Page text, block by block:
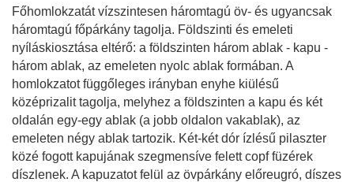
Főhomlokzatát vízszintesen háromtagú öv- és ugyancsak
háromtagú főpárkány tagolja. Földszinti és emeleti
nyíláskiosztása eltérő: a földszinten három ablak - kapu -
három ablak, az emeleten nyolc ablak formában. A
homlokzatot függőleges irányban enyhe kiülésű
középrizalit tagolja, melyhez a földszinten a kapu és két
oldalán egy-egy ablak (a jobb oldalon vakablak), az
emeleten négy ablak tartozik. Két-két dór ízlésű pilaszter
közé fogott kapujának szegmensíve felett copf füzérek
díszlenek. A kapuzatot felül az övpárkány előreugró, díszes